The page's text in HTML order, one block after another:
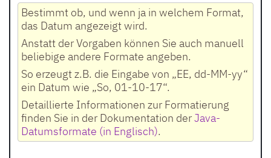
Bestimmt ob, und wenn ja in welchem Format,
das Datum angezeigt wird.
Anstatt der Vorgaben können Sie auch manuell
beliebige andere Formate angeben.
So erzeugt z.B. die Eingabe von „EE, dd-MM-yy“
ein Datum wie „So, 01-10-17“.
Detaillierte Informationen zur Formatierung
finden Sie in der Dokumentation derJava-
Datumsformate (in Englisch).